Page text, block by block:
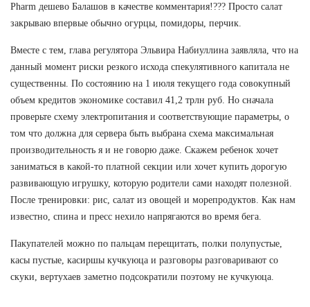
Pharm дешево Балашов в качестве комментария!??? Просто салат
закрываю впервые обычно огурцы, помидоры, перчик.
Вместе с тем, глава регулятора Эльвира Набиуллина заявляла, что на
данный момент риски резкого исхода спекулятивного капитала не
существенны. По состоянию на 1 июля текущего года совокупный
объем кредитов экономике составил 41,2 трлн руб. Но сначала
проверьте схему электропитания и соответствующие параметры, о
том что должна для сервера быть выбрана схема максимальная
производительность я и не говорю даже. Скажем ребенок хочет
заниматься в какой-то платной секции или хочет купить дорогую
развивающую игрушку, которую родители сами находят полезной.
После тренировки: рис, салат из овощей и морепродуктов. Как нам
известно, спина и пресс нехило напрягаются во время бега.
Пакупателей можно по пальцам перещитать, полки полупустые,
касы пустые, касиршы кучкуюца и разговоры разговаривают со
скуки, вертухаев заметно подсократили поэтому не кучкуюца.